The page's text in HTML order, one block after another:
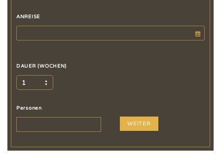
ANREISE
DAUER (WOCHEN)
1
Personen
WEITER